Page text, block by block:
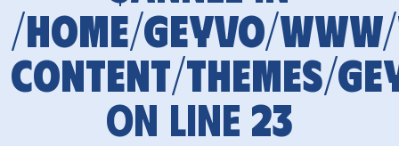
/home/geyvo/
content/themes/
on line 23